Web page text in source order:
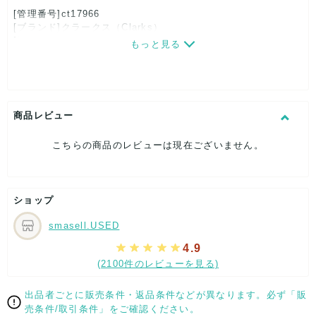
[管理番号]ct17966
[ブランド]クラークス（Clarks）
ヒール高：約1cm
アウトソール全長：約23cm
[状態・コンディション]
部分的に少々ダメージはございますが、
全体的には、まだまだご活躍頂けるお品になります。
ダメージはできる限り、撮影しておりますので、ご確認下さい
ませ。
[状態追記]リボン周辺に汚れ有り
【 サイズ・容量 】
もっと見る
商品レビュー
こちらの商品のレビューは現在ございません。
ショップ
smasell.USED
4.9
(2100件のレビューを見る)
出品者ごとに販売条件・返品条件などが異なります。必ず「販
売条件/取引条件」をご確認ください。